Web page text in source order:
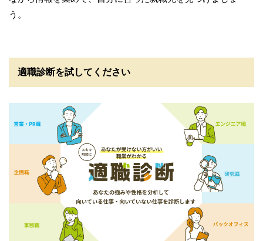
う。
適職診断を試してください